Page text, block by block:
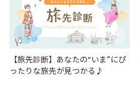
【旅先診断】あなたの“いま”にぴ
ったりな旅先が見つかる♪